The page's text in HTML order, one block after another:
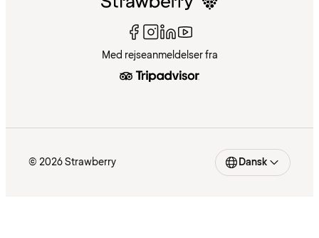
Med rejseanmeldelser fra
© 2026 Strawberry Dansk